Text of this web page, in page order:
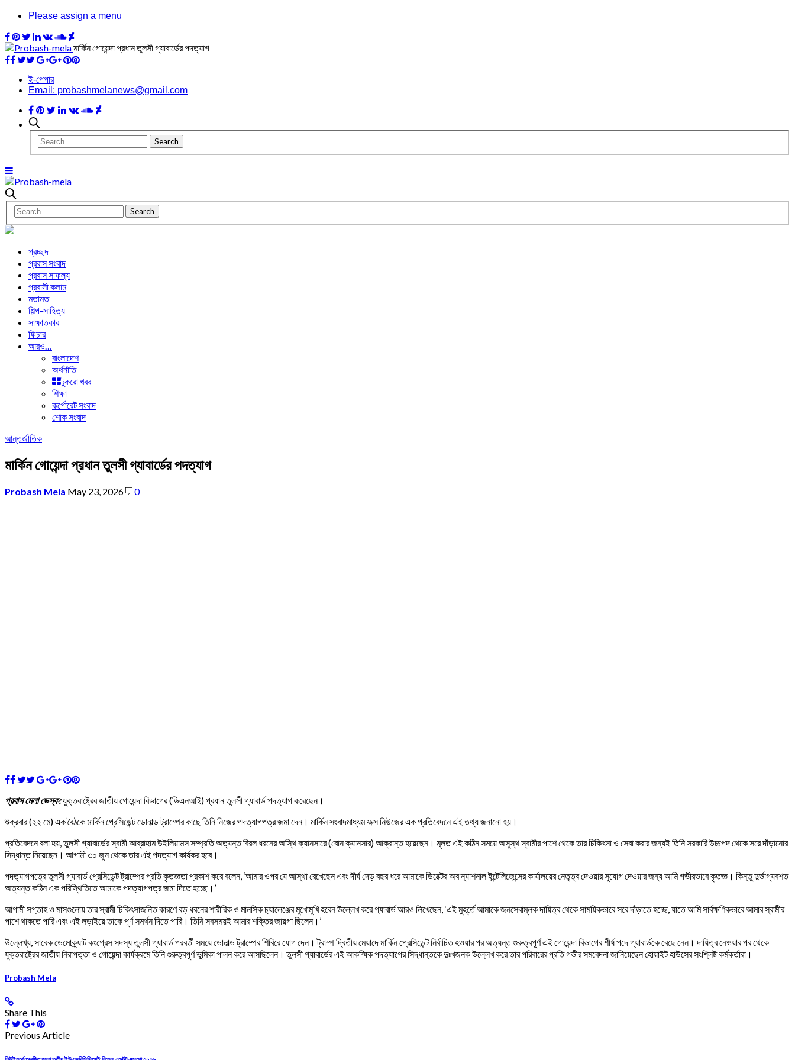
Please assign a menu
মার্কিন গোয়েন্দা প্রধান তুলসী গ্যাবার্ডের পদত্যাগ
ই-পেপার
Email: probashmelanews@gmail.com
প্রচ্ছদ
প্রবাস সংবাদ
প্রবাস সাফল্য
প্রবাসী কলাম
মতামত
শিল্প-সাহিত্য
সাক্ষাতকার
ফিচার
আরও…
বাংলাদেশ
অর্থনীতি
টুকরো খবর
শিক্ষা
কর্পোরেট সংবাদ
শোক সংবাদ
আন্তর্জাতিক
মার্কিন গোয়েন্দা প্রধান তুলসী গ্যাবার্ডের পদত্যাগ
Probash Mela May 23, 2026 0
প্রবাস মেলা ডেস্ক:যুক্তরাষ্ট্রের জাতীয় গোয়েন্দা বিভাগের (ডিএনআই) প্রধান তুলসী গ্যাবার্ড পদত্যাগ করেছেন।
শুক্রবার (২২ মে) এক বৈঠকে মার্কিন প্রেসিডেন্ট ডোনাল্ড ট্রাম্পের কাছে তিনি নিজের পদত্যাগপত্র জমা দেন। মার্কিন সংবাদমাধ্যম ফক্স নিউজের এক প্রতিবেদনে এই তথ্য জনানো হয়।
প্রতিবেদনে বলা হয়, তুলসী গ্যাবার্ডের স্বামী আব্রাহাম উইলিয়ামস সম্প্রতি অত্যন্ত বিরল ধরনের অস্থি ক্যানসারে (বোন ক্যানসার) আক্রান্ত হয়েছেন। মূলত এই কঠিন সময়ে অসুস্থ স্বামীর পাশে থেকে তার চিকিৎসা ও সেবা করার জন্যই তিনি সরকারি উচ্চপদ থেকে সরে দাঁড়ানোর
সিদ্ধান্ত নিয়েছেন। আগামী ৩০ জুন থেকে তার এই পদত্যাগ কার্যকর হবে।
পদত্যাগপত্রে তুলসী গ্যাবার্ড প্রেসিডেন্ট ট্রাম্পের প্রতি কৃতজ্ঞতা প্রকাশ করে বলেন, ‘আমার ওপর যে আস্থা রেখেছেন এবং দীর্ঘ দেড় বছর ধরে আমাকে ডিরেক্টর অব ন্যাশনাল ইন্টেলিজেন্সের কার্যালয়ের নেতৃত্ব দেওয়ার সুযোগ দেওয়ার জন্য আমি গভীরভাবে কৃতজ্ঞ। কিন্তু দুর্ভাগ্যবশত
অত্যন্ত কঠিন এক পরিস্থিতিতে আমাকে পদত্যাগপত্র জমা দিতে হচ্ছে।’
আগামী সপ্তাহ ও মাসগুলোয় তার স্বামী চিকিৎসাজনিত কারণে বড় ধরনের শারীরিক ও মানসিক চ্যালেঞ্জের মুখোমুখি হবেন উল্লেখ করে গ্যাবার্ড আরও লিখেছেন, ‘এই মুহূর্তে আমাকে জনসেবামূলক দায়িত্ব থেকে সাময়িকভাবে সরে দাঁড়াতে হচ্ছে, যাতে আমি সার্বক্ষণিকভাবে আমার স্বামীর
পাশে থাকতে পারি এবং এই লড়াইয়ে তাকে পূর্ণ সমর্থন দিতে পারি। তিনি সবসময়ই আমার শক্তির জায়গা ছিলেন।’
উল্লেখ্য, সাবেক ডেমোক্র্যাট কংগ্রেস সদস্য তুলসী গ্যাবার্ড পরবর্তী সময়ে ডোনাল্ড ট্রাম্পের শিবিরে যোগ দেন। ট্রাম্প দ্বিতীয় মেয়াদে মার্কিন প্রেসিডেন্ট নির্বাচিত হওয়ার পর অত্যন্ত গুরুত্বপূর্ণ এই গোয়েন্দা বিভাগের শীর্ষ পদে গ্যাবার্ডকে বেছে নেন। দায়িত্ব নেওয়ার পর থেকে
যুক্তরাষ্ট্রের জাতীয় নিরাপত্তা ও গোয়েন্দা কার্যক্রমে তিনি গুরুত্বপূর্ণ ভূমিকা পালন করে আসছিলেন। তুলসী গ্যাবার্ডের এই আকস্মিক পদত্যাগের সিদ্ধান্তকে দুঃখজনক উল্লেখ করে তার পরিবারের প্রতি গভীর সমবেদনা জানিয়েছেন হোয়াইট হাউসের সংশ্লিষ্ট কর্মকর্তারা।
Probash Mela
Share This
Previous Article